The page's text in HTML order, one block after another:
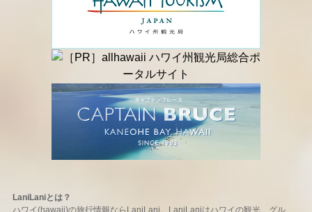
LaniLaniとは？
ハワイ(hawaii)の旅行情報ならLaniLani。LaniLaniはハワイの観光、グル